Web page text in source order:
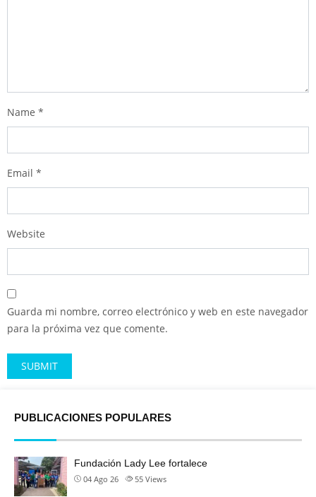
Name *
Email *
Website
Guarda mi nombre, correo electrónico y web en este navegador
para la próxima vez que comente.
PUBLICACIONES POPULARES
Fundación Lady Lee fortalece
04 Ago 26 55 Views